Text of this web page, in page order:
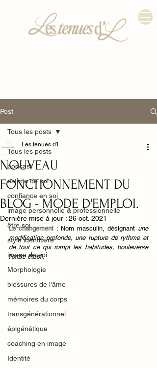
Post
Tous les posts
podcast
estime de soi
confiance en soi
image personnelle & professionnelle
être soi
style identitaire
image de soi
Morphologie
blessures de l'âme
mémoires du corps
transgénérationnel
épigénétique
coaching en image
Identité
Tous les posts
NOUVEAU
FONCTIONNEMENT DU
BLOG - MODE D'EMPLOI.
Les tenues d'L
Dernière mise à jour : 26 oct. 2021
Le changement : Nom masculin, désignant une
modification profonde, une rupture de rythme et
de tout ce qui rompt les habitudes, bouleverse
l'ordre établi.